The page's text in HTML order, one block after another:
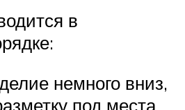
в
немного вниз,
под места